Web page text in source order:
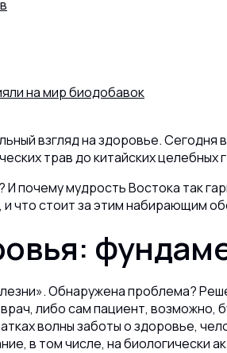
на мир биодобавок
взгляд на здоровье. Сегодня
трав до китайских целебных
почему мудрость Востока так
что стоит за этим набирающим
Обнаружена проблема?
либо сам пациент, возможно,
волны заботы о здоровье,
в том числе, на биологически